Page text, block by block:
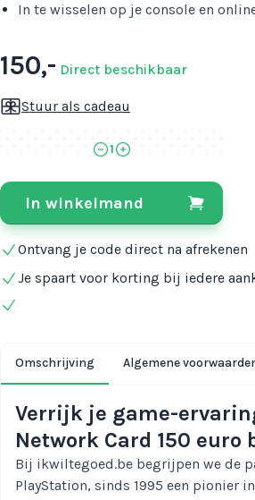
In te wisselen op je console en
150,- Direct beschikbaar
Stuur als cadeau
1
In winkelmand
Ontvang je code direct na afrekenen
Je spaart voor korting bij iedere
Omschrijving Algemene
Verrijk je game-
Network Card 150
Bij ikwiltegoed.be begrijpen we de
PlayStation, sinds 1995 een pionier